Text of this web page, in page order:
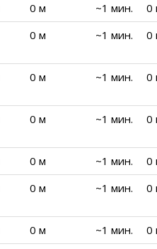
0 м ~1 мин.
0
0 м ~1 мин. 0
0 м ~1 мин. 0
0 м ~1 мин. 0
0 м ~1 мин.
0
0 м ~1 мин. 0
0 м ~1 мин.
0